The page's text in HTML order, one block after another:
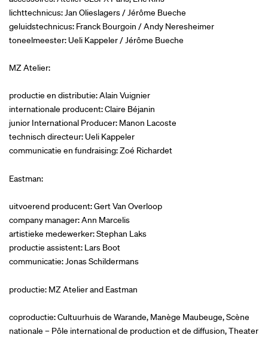
lichttechnicus: Jan Olieslagers / Jérôme Bueche
geluidstechnicus: Franck Bourgoin / Andy Neresheimer
toneelmeester: Ueli Kappeler / Jérôme Bueche
MZ Atelier:
productie en distributie: Alain Vuignier
internationale producent: Claire Béjanin
junior International Producer: Manon Lacoste
technisch directeur: Ueli Kappeler
communicatie en fundraising: Zoé Richardet
Eastman:
uitvoerend producent: Gert Van Overloop
company manager: Ann Marcelis
artistieke medewerker: Stephan Laks
productie assistent: Lars Boot
communicatie: Jonas Schildermans
productie: MZ Atelier and Eastman
coproductie: Cultuurhuis de Warande, Manège Maubeuge, Scène
nationale – Pôle international de production et de diffusion, Theater